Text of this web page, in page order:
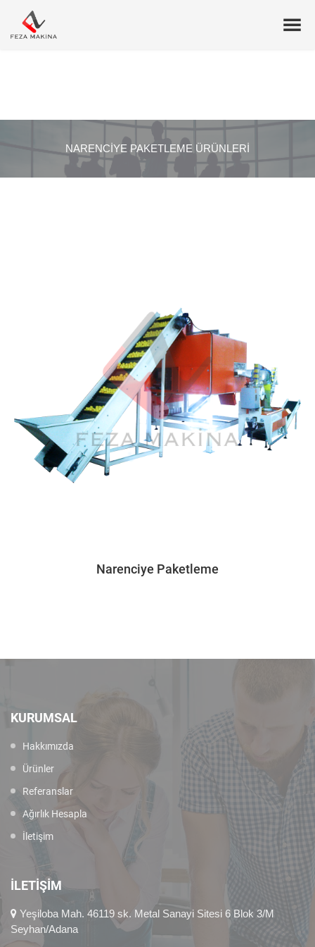
NARENCIYE PAKETLEME ÜRÜNLERI
Narenciye Paketleme
KURUMSAL
Hakkımızda
Ürünler
Referanslar
Ağırlık Hesapla
İletişim
İLETIŞIM
Yeşiloba Mah. 46119 sk. Metal Sanayi Sitesi 6 Blok 3/M
Seyhan/Adana